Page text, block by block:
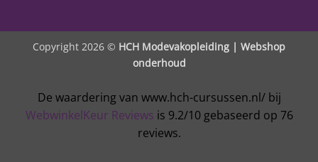
Copyright 2026 © HCH Modevakopleiding | Webshop
onderhoud
De waardering van www.hch-cursussen.nl/ bij
WebwinkelKeur Reviews is 9.2/10 gebaseerd op 76
reviews.